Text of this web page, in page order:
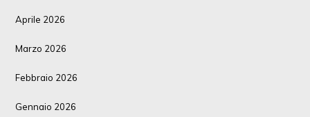
Aprile 2026
Marzo 2026
Febbraio 2026
Gennaio 2026